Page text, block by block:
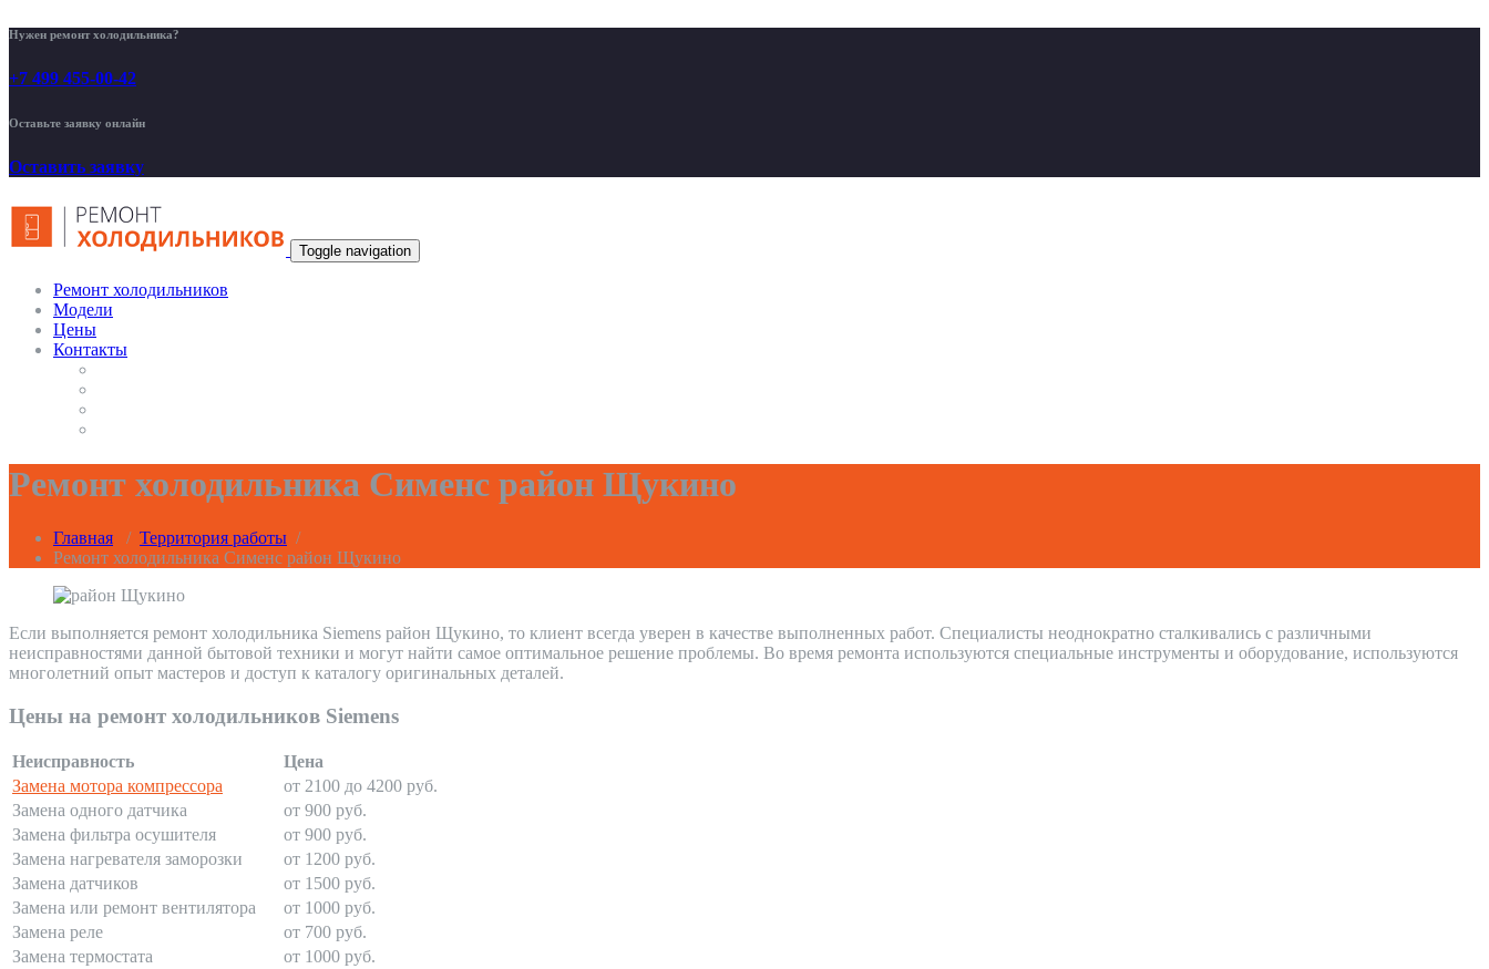
Нужен ремонт холодильника?
+7 499 455-00-42
Оставьте заявку онлайн
Оставить заявку
Toggle navigation
Ремонт холодильников
Модели
Цены
Контакты
Ремонт холодильника Сименс район Щукино
Главная / Территория работы /
Ремонт холодильника Сименс район Щукино
Если выполняется ремонт холодильника Siemens район Щукино, то клиент всегда уверен в качестве выполненных работ. Специалисты неоднократно сталкивались с различными
неисправностями данной бытовой техники и могут найти самое оптимальное решение проблемы. Во время ремонта используются специальные инструменты и оборудование, используются
многолетний опыт мастеров и доступ к каталогу оригинальных деталей.
Цены на ремонт холодильников Siemens
Неисправность
Цена
Замена мотора компрессора
от 2100 до 4200 руб.
Замена одного датчика
от 900 руб.
Замена фильтра осушителя
от 900 руб.
Замена нагревателя заморозки
от 1200 руб.
Замена датчиков
от 1500 руб.
Замена или ремонт вентилятора
от 1000 руб.
Замена реле
от 700 руб.
Замена термостата
от 1000 руб.